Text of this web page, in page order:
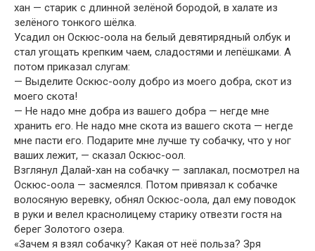
хан — старик с длинной зелёной бородой, в халате из
зелёного тонкого шёлка.
Усадил он Оскюс-оола на белый девятирядный олбук и
стал угощать крепким чаем, сладостями и лепёшками. А
потом приказал слугам:
— Выделите Оскюс-оолу добро из моего добра, скот из
моего скота!
— Не надо мне добра из вашего добра — негде мне
хранить его. Не надо мне скота из вашего скота — негде
мне пасти его. Подарите мне лучше ту собачку, что у ног
ваших лежит, — сказал Оскюс-оол.
Взглянул Далай-хан на собачку — заплакал, посмотрел на
Оскюс-оола — засмеялся. Потом привязал к собачке
волосяную веревку, обнял Оскюс-оола, дал ему поводок
в руки и велел краснолицему старику отвезти гостя на
берег Золотого озера.
«Зачем я взял собачку? Какая от неё польза? Зря